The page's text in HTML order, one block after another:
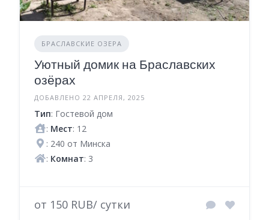
БРАСЛАВСКИЕ ОЗЕРА
Уютный домик на Браславских
озёрах
ДОБАВЛЕНО 22 АПРЕЛЯ, 2025
Тип: Гостевой дом
: Мест: 12
: 240 от Минска
: Комнат: 3
от 150 RUB/ сутки